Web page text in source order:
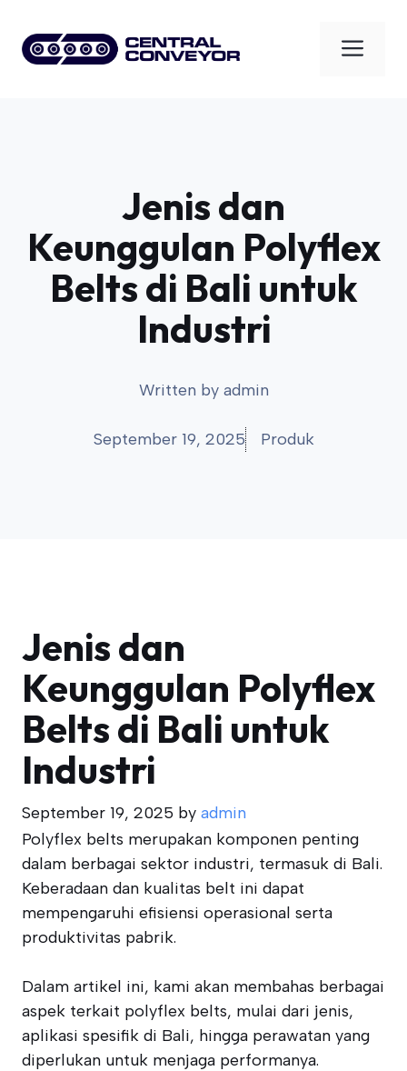
content
Jenis dan
Keunggulan Polyflex
Belts di Bali untuk
Industri
Written by admin
September 19, 2025 Produk
Jenis dan
Keunggulan Polyflex
Belts di Bali untuk
Industri
September 19, 2025 by admin
Polyflex belts merupakan komponen penting
dalam berbagai sektor industri, termasuk di Bali.
Keberadaan dan kualitas belt ini dapat
mempengaruhi efisiensi operasional serta
produktivitas pabrik.
Dalam artikel ini, kami akan membahas berbagai
aspek terkait polyflex belts, mulai dari jenis,
aplikasi spesifik di Bali, hingga perawatan yang
diperlukan untuk menjaga performanya.